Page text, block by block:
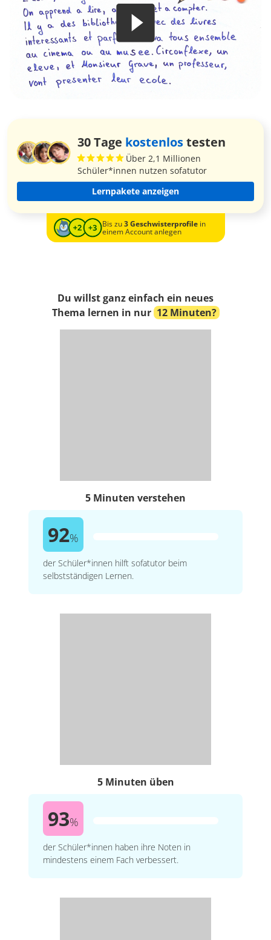
30 Tage kostenlostesten
Über 2,1 Millionen
Schüler*innen nutzen sofatutor
Lernpakete anzeigen
Bis zu3 Geschwisterprofilein
einem Account anlegen
Du willst ganz einfach ein neues
Thema lernen in nur 12 Minuten?
5 Minuten verstehen
92%
der Schüler*innen hilft sofatutor beim
selbstständigen Lernen.
5 Minuten üben
93%
der Schüler*innen haben ihre Noten in
mindestens einem Fach verbessert.